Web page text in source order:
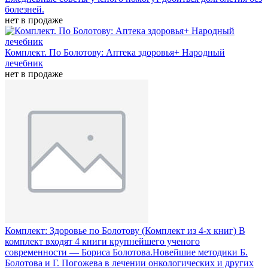
болезней.
нет в продаже
Комплект. По Болотову: Аптека здоровья+ Народный
лечебник
нет в продаже
Комплект: Здоровье по Болотову (Комплект из 4-х книг) В
комплект входят 4 книги крупнейшего ученого
современности — Бориса Болотова.Новейшие методики Б.
Болотова и Г. Погожева в лечении онкологических и других